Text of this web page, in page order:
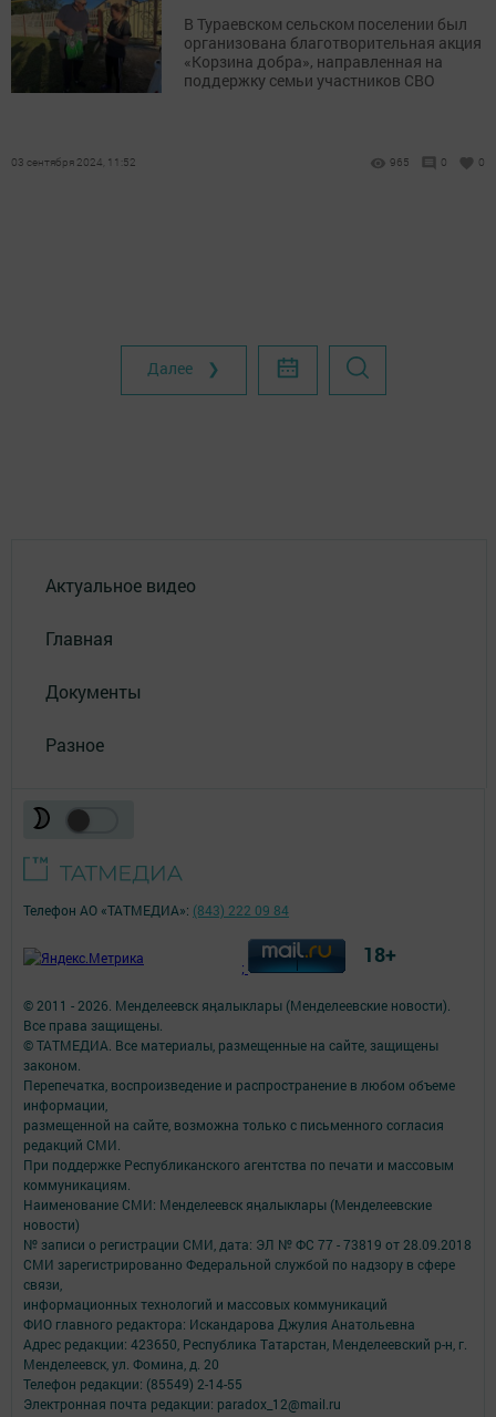
В Тураевском сельском поселении был
организована благотворительная акция
«Корзина добра», направленная на
поддержку семьи участников СВО
03 сентября 2024, 11:52 965 0 0
Далее ❯
Актуальное видео
Главная
Документы
Разное
© 2011 - 2026. Менделеевск яӊалыклары (Менделеевские новости).
Все права защищены.
© ТАТМЕДИА. Все материалы, размещенные на сайте, защищены
законом.
Перепечатка, воспроизведение и распространение в любом объеме
информации,
размещенной на сайте, возможна только с письменного согласия
редакций СМИ.
При поддержке Республиканского агентства по печати и массовым
коммуникациям.
Наименование СМИ: Менделеевск яӊалыклары (Менделеевские
новости)
№ записи о регистрации СМИ, дата: ЭЛ № ФС 77 - 73819 от 28.09.2018
СМИ зарегистрированно Федеральной службой по надзору в сфере
связи,
информационных технологий и массовых коммуникаций
ФИО главного редактора: Искандарова Джулия Анатольевна
Адрес редакции: 423650, Республика Татарстан, Менделеевский р-н, г.
Менделеевск, ул. Фомина, д. 20
Телефон редакции: (85549) 2-14-55
Электронная почта редакции: paradox_12@mail.ru
Телефон АО «ТАТМЕДИА»: (843) 222 09 84
; 18+